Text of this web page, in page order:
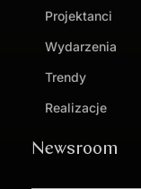
Projektanci
Wydarzenia
Trendy
Realizacje
Newsroom